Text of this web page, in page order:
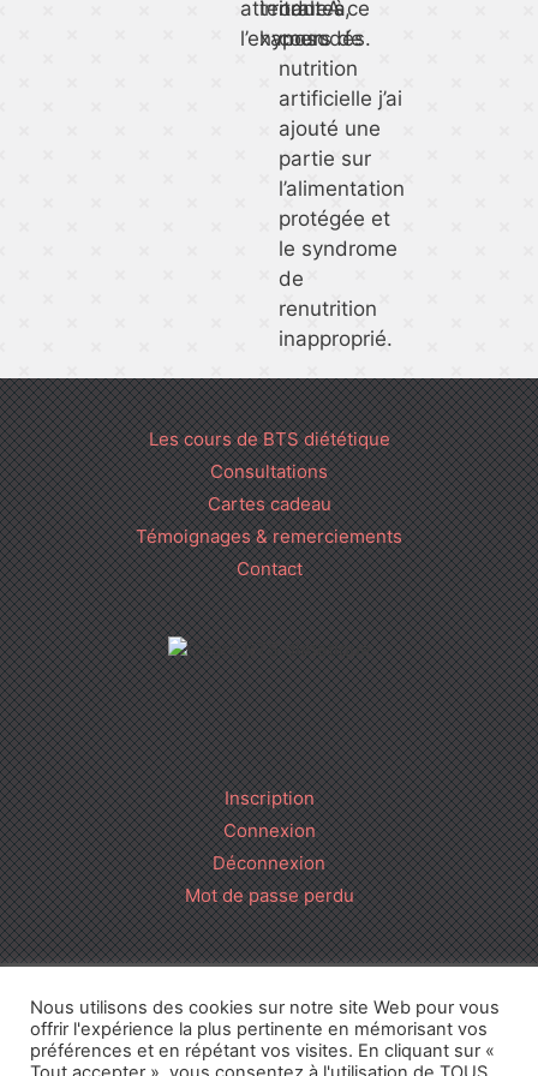
attendue à
l’examen.
irritantes,
hyposodés.
oral. A ce
cours de
nutrition
artificielle j’ai
ajouté une
partie sur
l’alimentation
protégée et
le syndrome
de
renutrition
inapproprié.
Les cours de BTS diététique
Consultations
Cartes cadeau
Témoignages & remerciements
Contact
Inscription
Connexion
Déconnexion
Mot de passe perdu
Cours BTS Diététique • 2016-2026 • CGU • Mentions Légales
Politique de confidentialité• Réalisation
Nous utilisons des cookies sur notre site Web pour vous
offrir l'expérience la plus pertinente en mémorisant vos
préférences et en répétant vos visites. En cliquant sur «